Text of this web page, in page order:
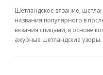
Шетландское вязание,
названия популярного в
вязания спицами, в основе
ажурные шетландские узоры.